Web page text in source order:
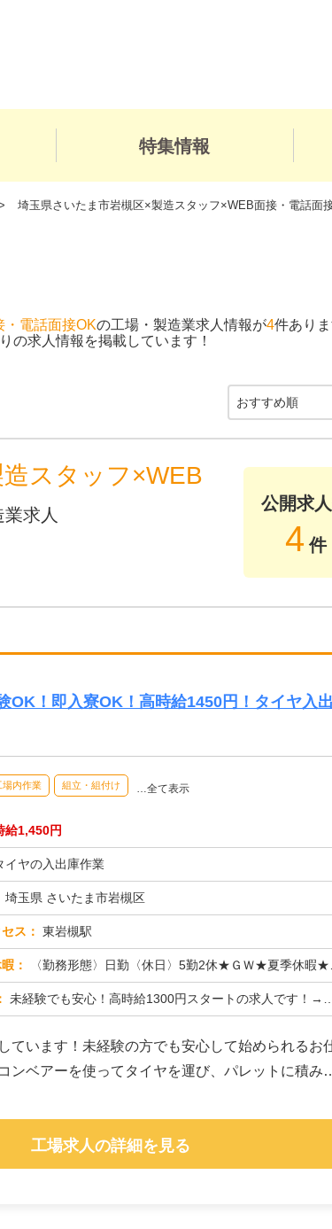
特集情報
埼玉県さいたま市岩槻区×製造スタッフ×WEB面接・電話面
電話面接OKの工場・製造業求人情報が4件ありま
の求人情報を掲載しています！
スタッフ×WEB
求人
公開求
4 件
OK！即入寮OK！高時給1450円！タイヤ入出
場内作業 組立・組付け …全て表示
給1,450円
イヤの入出庫作業
埼玉県 さいたま市岩槻区
ス： 東岩槻駅
： 〈勤務形態〉日勤〈休日〉5勤2休★ＧＷ★夏季休暇★冬季休暇★年末年始
未経験でも安心！高時給1300円スタートの求人です！→ 先輩スタッフが丁寧に指導しますので、安心して始められます。...
ています！未経験の方でも安心して始められるお
ベアーを使ってタイヤを運び、パレットに積み
工場求人の詳細を見る